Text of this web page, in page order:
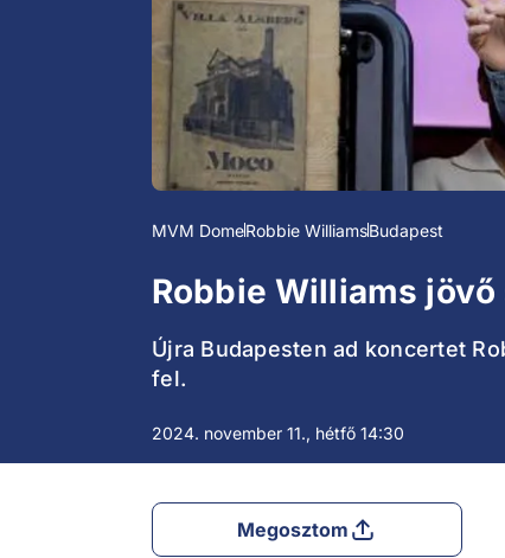
MVM DomeRobbie WilliamsBudapest
Robbie Williams
Újra Budapesten ad koncertet
fel.
2024. november 11., hétfő 14:30
Megosztom